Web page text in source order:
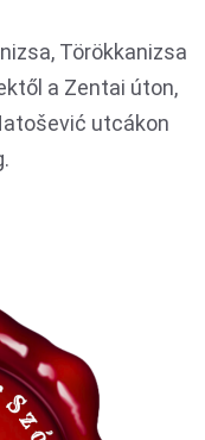
Törökkanizsa
a Zentai úton,
utcákon